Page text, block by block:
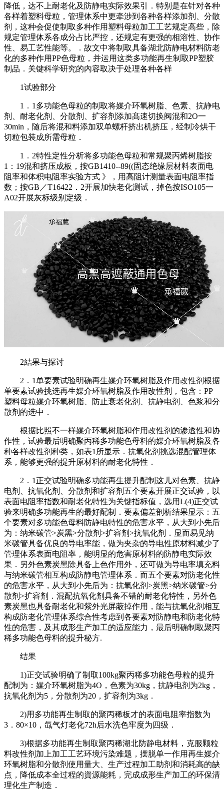
降低，达不上耐老化及防静电实际效果引．特别是在针对各种
各样着塑料母粒，管理体系中更牵涉到各种各样添加剂、分散
剂，这种会促使制取多种作用塑料母粒加工工艺规定高些，除
规定管理体系各成分占比严控，还规定有更强的相溶性、协作
性、易工艺性能等。．故文中将制取具备湖北防静电材料防老
化的多种作用PP色母粒，并运用这类多功能再生制取PP塑胶
制品．关键科学研究的內容取决于处理各种各样
1试验部分
1．1多功能色母粒的制取将媒介环氧树脂、色素、抗静电
剂、耐老化剂、分散剂、扩容剂添加髙速切换阀混和2O一
30min，随后将混和料添加双单螺杆挤出机挤压，经制冷烘干
切粒包装成所需母粒．
1．2特性定性分析将多功能色母粒和常规聚丙烯树脂按
1：19混和挤压成板，按GB1410--89((固态绝缘层材料表面电
阻率和体积电阻率实验方式 》，用高阻计测量表面电阻率指
数；按GB／T16422．2开展加快老化测试，掉色按ISO105一
A02开展灰标级别定级．
2結果与探讨
2．1单要素试验明确再生媒介环氧树脂及作用改性剂根据
单要素试验挑选再生媒介环氧树脂及作用改性剂，包含：PP
塑料母粒媒介环氧树脂、防止衰老化剂、抗静电剂、色浆和分
散剂的选中．
根据比照不一样媒介环氧树脂和作用改性剂的渗透性和协
作性，试验最后明确聚丙稀多功能色母料的媒介环氧树脂及各
种各样改性剂种类，如表1所显示．抗氧化剂挑选混配管理体
系，能够更强的提升原材料的耐老化特性．
2．1正交试验明确多功能再生提升配制这儿对色素、抗静
电剂、抗氧化剂、分散剂和扩容剂五个要素开展正交试验，以
表面电阻率指数和耐老化特性为关键指标值，选用L(4)正交试
验来明确多功能再生的最好配制．要素偏差剖析结果显示：五
个要素对多功能色母料防静电特性的危害水平，从大到小先后
为：纳米碳管>炭黑>分散剂>扩容剂>抗氧化剂．显而易见纳
米碳管具备优良的导电率能，做为夹杂的导电性原材料减少了
管理体系表面电阻率，能明显的危害原材料的防静电实际效
果．另外色素炭黑除具备上色作用外，还可做为导电率填充料
与纳米碳管相互构成防静电管理体系．而五个要素对防老化性
的危害水平，从大到小先后为：抗氧化剂>炭黑>纳米碳管>分
散剂>扩容剂．混配抗氧化剂具备不错的耐老化特性，另外色
素炭黑也具备耐老化和紫外光屏蔽掉作用，能与抗氧化剂相互
构成防老化管理体系综合性考虑到各要素对防静电和防老化特
性的危害，及其成形生产加工的适应能力，最后明确制取聚丙
稀多功能色母料的提升秘方.
结果
1)正交试验明确了制取100kg聚丙稀多功能色母粒的提升
配制为：媒介环氧树脂为4O，色素为30kg，抗静电剂为2kg，
抗氧化剂为5，分散剂为20，扩容剂为3kg．
2)用多功能再生制取的聚丙稀板才的表面电阻率指数为
3．80×10，氙气灯老化72h后水洗色牢度为四级．
3)根据多功能再生制取聚丙稀湖北防静电材料，克服颗粒
料改性剂加上加工工艺环境污染难题，摆脱单一作用再生媒介
环氧树脂和分散剂使用量大、生产过程加工助剂和消耗高的缺
点，降低成本全过程的資源能耗，完成成形生产加工的环保清
理化生产制造．